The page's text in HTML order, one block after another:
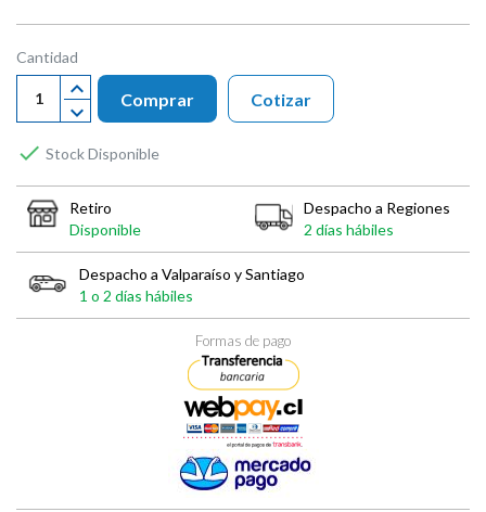
Cantidad
Comprar
 Stock Disponible
Cotizar
Retiro
Disponible
Despacho a Regiones
2 días hábiles
Despacho a Valparaíso y Santiago
1 o 2 días hábiles
Formas de pago